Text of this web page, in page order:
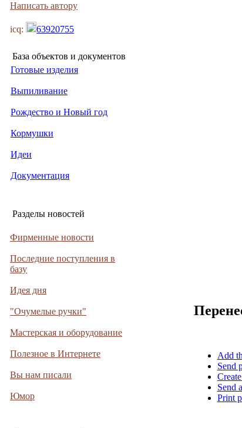
Написать автору
icq: 63920755
База объектов и документов
Готовые изделия
Выпиливание
Рождество и Новый год
Кормушки
Идеи
Документация
Разделы новостей
Фирменные новости
Последние поступления в
базу
Идея дня
"Очумелые ручки"
Мастерская и оборудование
Полезное в Интернете
Вы нам писали
Юмор
Add
Send
Send
Print